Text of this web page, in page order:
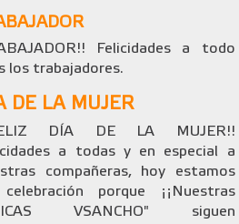
Felicidades a todo
los trabajadores.
DE LA MUJER
DÍA DE LA MUJER!!
a todas y en especial a
compañeras, hoy estamos
porque ¡¡Nuestras
VSANCHO" siguen